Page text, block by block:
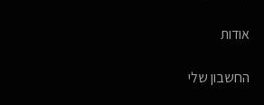
אודות
החשבון שלי